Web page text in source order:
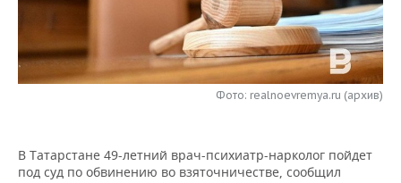
НЕФТЕХИМИЯ
НЕФТЬ
ОПК
РОЗНИЧНАЯ ТОРГОВЛЯ
ТРАНСПОРТ
НОВОСТИ ТЕХНОЛОГИЙ
ТЕЛЕКОММУНИКАЦИИ
МЕРОПРИЯТИЯ
НОВОСТИ МЕРОПРИЯТИЙ
БИЗНЕС-БРАНЧИ
СПОРТ
ФУТБОЛ
НОВОСТИ ОБЩЕСТВА
ФОТОГАЛЕРЕЯ
Фото: realnoevremya.ru (архив)
В Татарстане 49-летний врач-психиатр-нарколог пойдет
под суд по обвинению во взяточничестве, сообщил